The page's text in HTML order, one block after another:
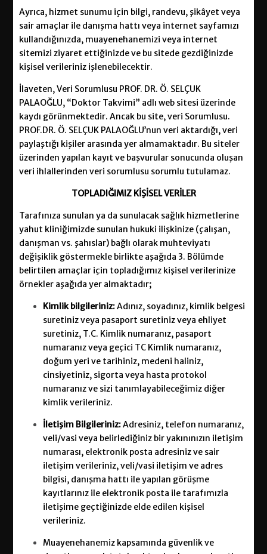
Ayrıca, hizmet sunumu için bilgi, randevu, şikâyet veya
sair amaçlar ile danışma hattı veya internet sayfamızı
kullandığınızda, muayenehanemizi veya internet
sitemizi ziyaret ettiğinizde ve bu sitede gezdiğinizde
kişisel verileriniz işlenebilecektir.
İlaveten, Veri Sorumlusu PROF. DR. Ö. SELÇUK
PALAOĞLU, “Doktor Takvimi” adlı web sitesi üzerinde
kaydı görünmektedir. Ancak bu site, veri Sorumlusu.
PROF.DR. Ö. SELÇUK PALAOĞLU’nun veri aktardığı, veri
paylaştığı kişiler arasında yer almamaktadır. Bu siteler
üzerinden yapılan kayıt ve başvurular sonucunda oluşan
veri ihlallerinden veri sorumlusu sorumlu tutulamaz.
TOPLADIĞIMIZKİŞİSEL VERİLER
Tarafınıza sunulan ya da sunulacak sağlık hizmetlerine
yahut kliniğimizde sunulan hukuki ilişkinize (çalışan,
danışman vs. şahıslar) bağlı olarak muhteviyatı
değişiklik göstermekle birlikte aşağıda 3. Bölümde
belirtilen amaçlar için topladığımız kişisel verilerinize
örnekler aşağıda yer almaktadır;
Kimlik bilgileriniz:Adınız, soyadınız, kimlik belgesi
suretiniz veya pasaport suretiniz veya ehliyet
suretiniz, T.C. Kimlik numaranız, pasaport
numaranız veya geçici TC Kimlik numaranız,
doğum yeri ve tarihiniz, medeni haliniz,
cinsiyetiniz, sigorta veya hasta protokol
numaranız ve sizi tanımlayabileceğimiz diğer
kimlik verileriniz.
İletişim Bilgileriniz:Adresiniz, telefon numaranız,
veli/vasi veya belirlediğiniz bir yakınınızın iletişim
numarası, elektronik posta adresiniz ve sair
iletişim verileriniz, veli/vasi iletişim ve adres
bilgisi, danışma hattı ile yapılan görüşme
kayıtlarınız ile elektronik posta ile tarafımızla
iletişime geçtiğinizde elde edilen kişisel
verileriniz.
Muayenehanemiz kapsamında güvenlik ve